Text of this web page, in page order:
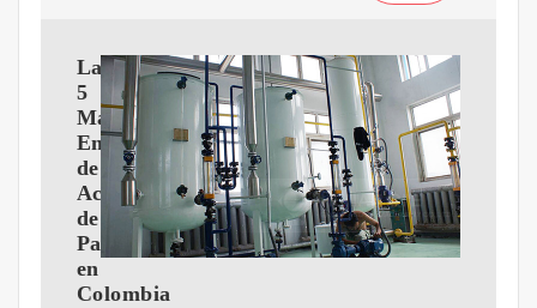
Las
5
Mayores
Empresas
de
Aceite
de
Palma
en
Colombia